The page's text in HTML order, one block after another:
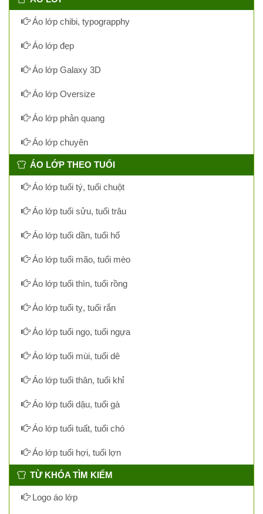
Áo lớp chibi, typograpphy
Áo lớp đẹp
Áo lớp Galaxy 3D
Áo lớp Oversize
Áo lớp phản quang
Áo lớp chuyên
ÁO LỚP THEO TUỔI
Áo lớp tuổi tý, tuổi chuột
Áo lớp tuổi sửu, tuổi trâu
Áo lớp tuổi dần, tuổi hổ
Áo lớp tuổi mão, tuổi mèo
Áo lớp tuổi thìn, tuổi rồng
Áo lớp tuổi tỵ, tuổi rắn
Áo lớp tuổi ngọ, tuổi ngựa
Áo lớp tuổi mùi, tuổi dê
Áo lớp tuổi thân, tuổi khỉ
Áo lớp tuổi dậu, tuổi gà
Áo lớp tuổi tuất, tuổi chó
Áo lớp tuổi hợi, tuổi lợn
TỪ KHÓA TÌM KIẾM
Logo áo lớp